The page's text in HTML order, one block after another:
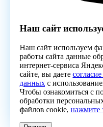
Наш сайт
Наш сайт используем
работы сайта данные
интернет-сервиса
сайте, вы даете
данных с
Чтобы ознакомиться с
обработки
файлов cookie, нажмите